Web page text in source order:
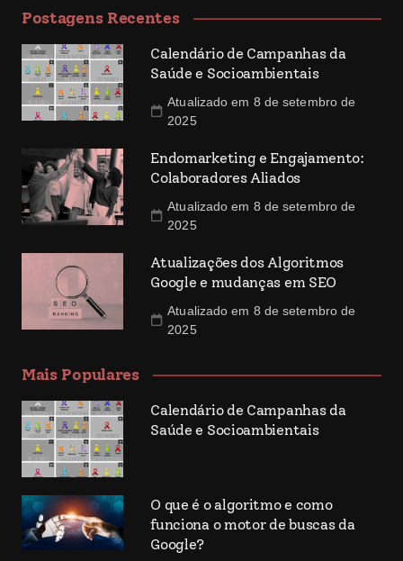
Postagens Recentes
Calendário de Campanhas da
Saúde e Socioambientais
Atualizado em 8 de setembro de
2025
Endomarketing e Engajamento:
Colaboradores Aliados
Atualizado em 8 de setembro de
2025
Atualizações dos Algoritmos
Google e mudanças em SEO
Atualizado em 8 de setembro de
2025
Mais Populares
Calendário de Campanhas da
Saúde e Socioambientais
O que é o algoritmo e como
funciona o motor de buscas da
Google?